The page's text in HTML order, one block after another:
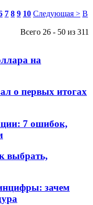
7 8 9 10 Следующая > В
Всего 26 - 50 из 311
на
о первых итогах
7 ошибок,
выбрать,
зачем